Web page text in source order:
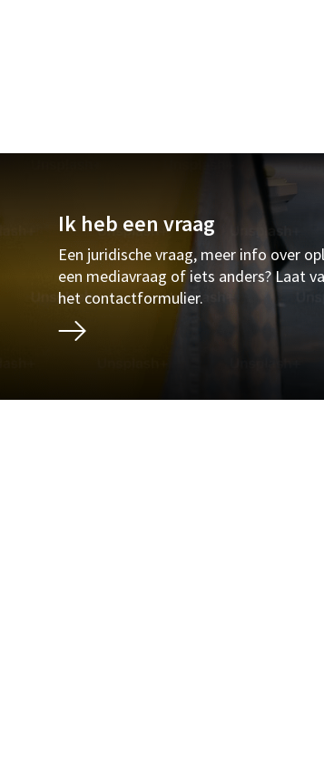
Ik heb een vraag
Een juridische vraag, meer info over
een mediavraag of iets anders? Laat
het contactformulier.